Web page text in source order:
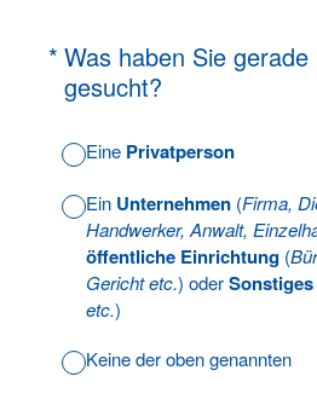
* Was haben Sie
gesucht?
(Erforderlich.)
Eine Privatperson
Ein Unternehmen (Firma,
Handwerker, Anwalt,
öffentliche Einrichtung (
Gericht etc.) oderSonstiges
etc.)
Keine der oben genannten